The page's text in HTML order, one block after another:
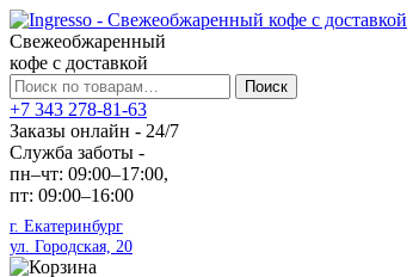
Свежеобжаренный
кофе с доставкой
Искать:
Поиск
+7 343 278-81-63
Заказы онлайн - 24/7
Служба заботы -
пн–чт: 09:00–17:00,
пт: 09:00–16:00
г. Екатеринбург
ул. Городская, 20